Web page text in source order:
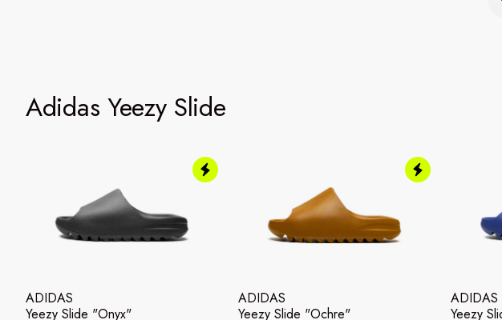
Adidas Yeezy Slide
ADIDAS
Yeezy Slide "Onyx"
ADIDAS
Yeezy Slide "Ochre"
ADIDAS
Yeezy